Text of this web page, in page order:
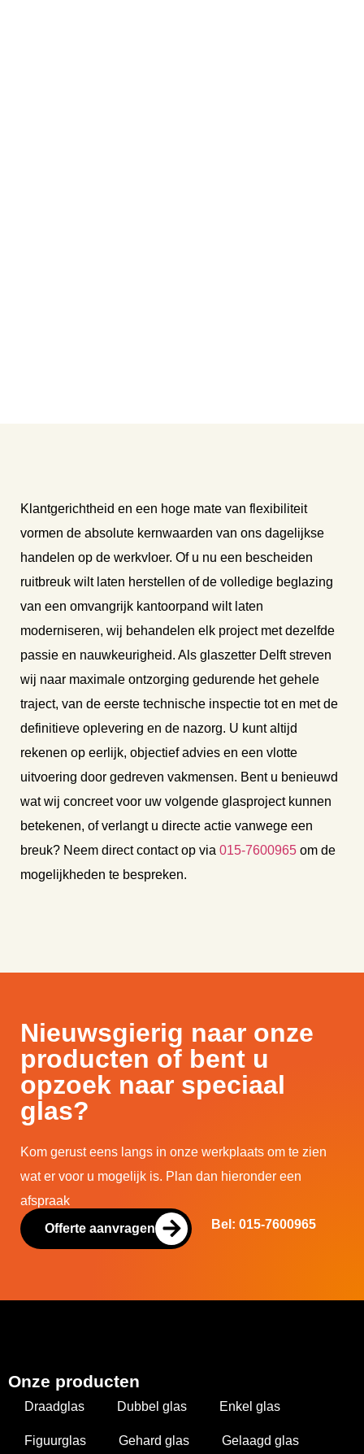
Klantgerichtheid en een hoge mate van flexibiliteit
vormen de absolute kernwaarden van ons dagelijkse
handelen op de werkvloer. Of u nu een bescheiden
ruitbreuk wilt laten herstellen of de volledige beglazing
van een omvangrijk kantoorpand wilt laten
moderniseren, wij behandelen elk project met dezelfde
passie en nauwkeurigheid. Als glaszetter Delft streven
wij naar maximale ontzorging gedurende het gehele
traject, van de eerste technische inspectie tot en met de
definitieve oplevering en de nazorg. U kunt altijd
rekenen op eerlijk, objectief advies en een vlotte
uitvoering door gedreven vakmensen. Bent u benieuwd
wat wij concreet voor uw volgende glasproject kunnen
betekenen, of verlangt u directe actie vanwege een
breuk? Neem direct contact op via 015-7600965 om de
mogelijkheden te bespreken.
Nieuwsgierig naar onze
producten of bent u
opzoek naar speciaal
glas?
Kom gerust eens langs in onze werkplaats om te zien
wat er voor u mogelijk is. Plan dan hieronder een
afspraak
Offerte aanvragen Bel: 015-7600965
Onze producten
Draadglas Dubbel glas Enkel glas
Figuurglas Gehard glas Gelaagd glas